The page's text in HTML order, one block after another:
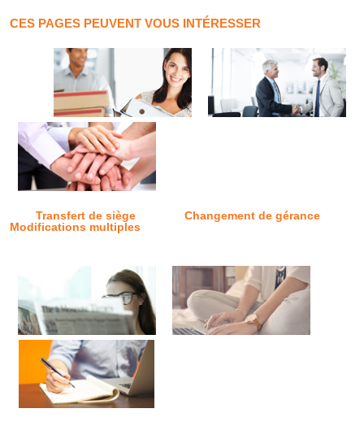
CES PAGES PEUVENT VOUS INTÉRESSER
Transfert de siège
Changement de gérance
Modifications multiples